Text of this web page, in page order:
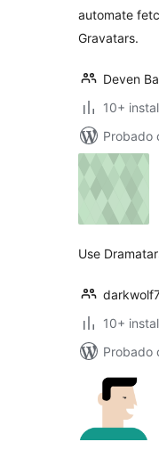
automate
Gravatars.
Deven
10+
Probado
Use
10+
Probado